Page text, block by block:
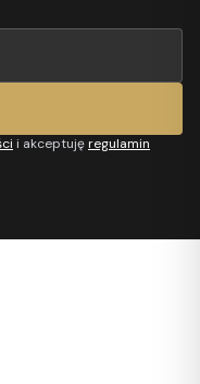
i akceptujęregulamin